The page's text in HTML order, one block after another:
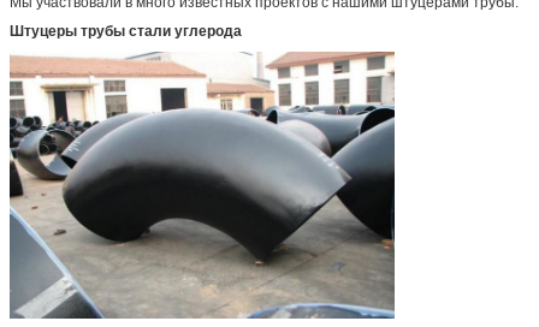
Штуцеры трубы стали углерода